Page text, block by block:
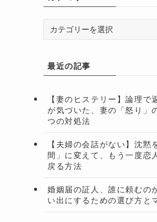
テ
リ
ー
最近の記事
【妻のヒステリー】論理で
が気づいた、妻の「怒り」
つの対処法
【夫婦の会話がない】沈黙
間」に変えて、もう一度恋
戻る方法
婚姻届の証人、誰に頼むの
い出にするための選び方と